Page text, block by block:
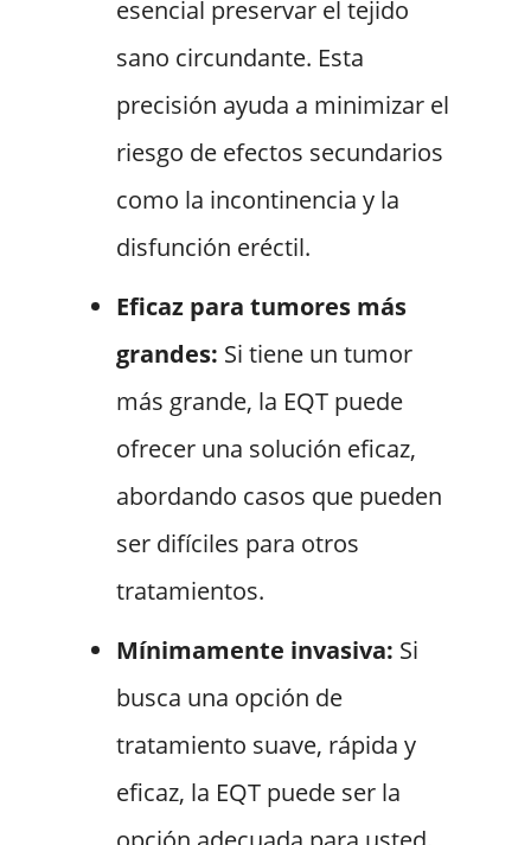
esencial preservar el tejido
sano circundante. Esta
precisión ayuda a minimizar el
riesgo de efectos secundarios
como la incontinencia y la
disfunción eréctil.
Eficaz para tumores más
grandes: Si tiene un tumor
más grande, la EQT puede
ofrecer una solución eficaz,
abordando casos que pueden
ser difíciles para otros
tratamientos.
Mínimamente invasiva: Si
busca una opción de
tratamiento suave, rápida y
eficaz, la EQT puede ser la